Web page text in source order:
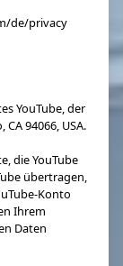
de/privacy
YouTube, der
CA 94066, USA.
die YouTube
übertragen,
Konto
Ihrem
Daten